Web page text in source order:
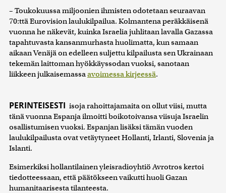
– Toukokuussa miljoonien ihmisten odotetaan seuraavan
70:ttä Eurovision laulukilpailua. Kolmantena peräkkäisenä
vuonna he näkevät, kuinka Israelia juhlitaan lavalla Gazassa
tapahtuvasta kansanmurhasta huolimatta, kun samaan
aikaan Venäjä on edelleen suljettu kilpailusta sen Ukrainaan
tekemän laittoman hyökkäyssodan vuoksi, sanotaan
liikkeen julkaisemassaavoimessa kirjeessä.
PERINTEISESTI isoja rahoittajamaita on ollut viisi, mutta
tänä vuonna Espanja ilmoitti boikotoivansa viisuja Israelin
osallistumisen vuoksi. Espanjan lisäksi tämän vuoden
laulukilpailusta ovat vetäytyneet Hollanti, Irlanti, Slovenia ja
Islanti.
Esimerkiksi hollantilainen yleisradioyhtiö Avrotros kertoi
tiedotteessaan, että päätökseen vaikutti huoli Gazan
humanitaarisesta tilanteesta.